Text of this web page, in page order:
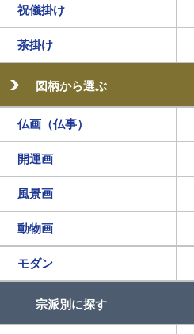
祝儀掛け
茶掛け
図柄から選ぶ
仏画（仏事）
開運画
風景画
動物画
モダン
宗派別に探す